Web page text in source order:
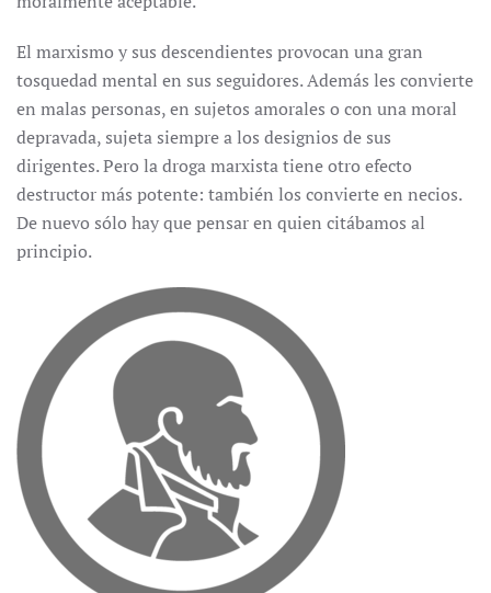
El marxismo y sus descendientes provocan una gran
tosquedad mental en sus seguidores. Además les convierte
en malas personas, en sujetos amorales o con una moral
depravada, sujeta siempre a los designios de sus
dirigentes. Pero la droga marxista tiene otro efecto
destructor más potente: también los convierte en necios.
De nuevo sólo hay que pensar en quien citábamos al
principio.